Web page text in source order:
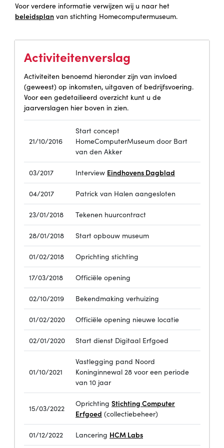
Voor verdere informatie verwijzen wij u naar het
beleidsplan van stichting Homecomputermuseum.
Activiteitenverslag
Activiteiten benoemd hieronder zijn van invloed
(geweest) op inkomsten, uitgaven of bedrijfsvoering.
Voor een gedetailieerd overzicht kunt u de
jaarverslagen hier boven in zien.
21/10/2016
Start concept
HomeComputerMuseum door Bart
van den Akker
03/2017 Interview Eindhovens Dagblad
04/2017 Patrick van Halen aangesloten
23/01/2018 Tekenen huurcontract
28/01/2018 Start opbouw museum
01/02/2018 Oprichting stichting
17/03/2018 Officiële opening
02/10/2019 Bekendmaking verhuizing
01/02/2020 Officiële opening nieuwe locatie
02/01/2020 Start dienst Digitaal Erfgoed
01/10/2021
Vastlegging pand Noord
Koninginnewal 28 voor een periode
van 10 jaar
15/03/2022
Oprichting Stichting Computer
Erfgoed (collectiebeheer)
01/12/2022 Lancering HCM Labs